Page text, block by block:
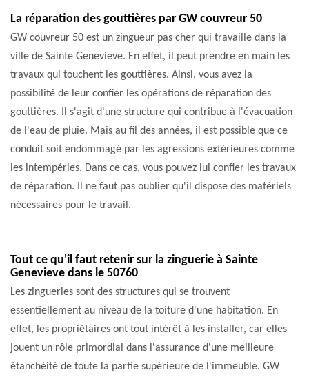
La réparation des gouttières par GW couvreur 50
GW couvreur 50 est un zingueur pas cher qui travaille dans la
ville de Sainte Genevieve. En effet, il peut prendre en main les
travaux qui touchent les gouttières. Ainsi, vous avez la
possibilité de leur confier les opérations de réparation des
gouttières. Il s'agit d'une structure qui contribue à l'évacuation
de l'eau de pluie. Mais au fil des années, il est possible que ce
conduit soit endommagé par les agressions extérieures comme
les intempéries. Dans ce cas, vous pouvez lui confier les travaux
de réparation. Il ne faut pas oublier qu'il dispose des matériels
nécessaires pour le travail.
Tout ce qu'il faut retenir sur la zinguerie à Sainte
Genevieve dans le 50760
Les zingueries sont des structures qui se trouvent
essentiellement au niveau de la toiture d'une habitation. En
effet, les propriétaires ont tout intérêt à les installer, car elles
jouent un rôle primordial dans l'assurance d'une meilleure
étanchéité de toute la partie supérieure de l'immeuble. GW